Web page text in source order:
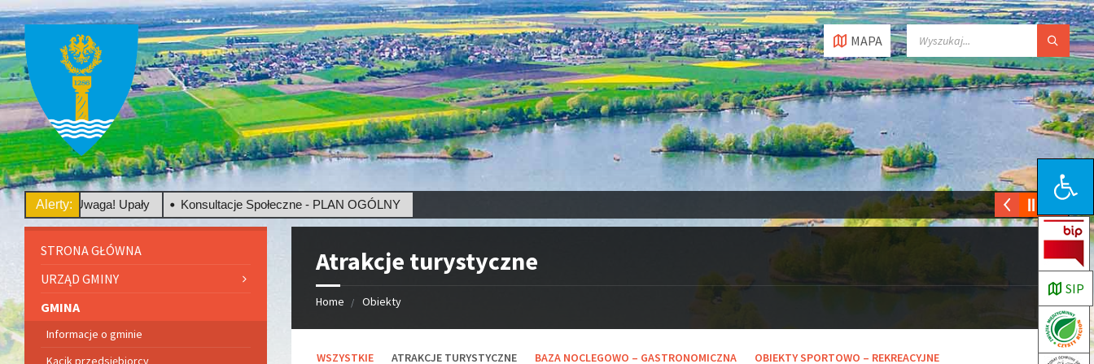
Open toolbar
SIP
MAPA
Alerty:
Uwaga! Upały Konsultacje Społeczne - PLAN OGÓLNY
Atrakcje turystyczne
Home Obiekty
C
WSZYSTKIE ATRAKCJE TURYSTYCZNE BAZA NOCLEGOWO – GASTRONOMICZNA OBIEKTY SPORTOWO – REKREACYJNE
STRONA GŁÓWNA
URZĄD GMINY
GMINA
Informacje o gminie
Kącik przedsiębiorcy